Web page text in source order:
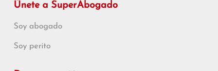
Únete a SuperAbogado
Soy abogado
Soy perito